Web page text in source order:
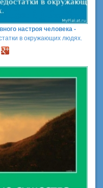
настроя человека -
в окружающих людях.